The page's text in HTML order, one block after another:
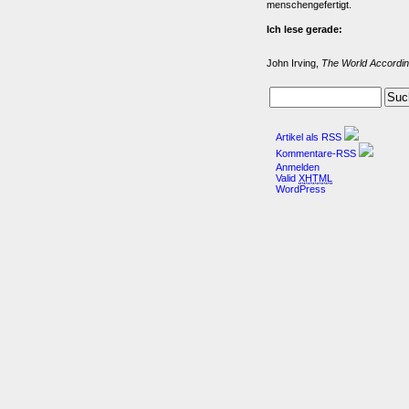
menschengefertigt.
Ich lese gerade:
John Irving, The World
Artikel als RSS
Kommentare-RSS
Anmelden
Valid XHTML
WordPress